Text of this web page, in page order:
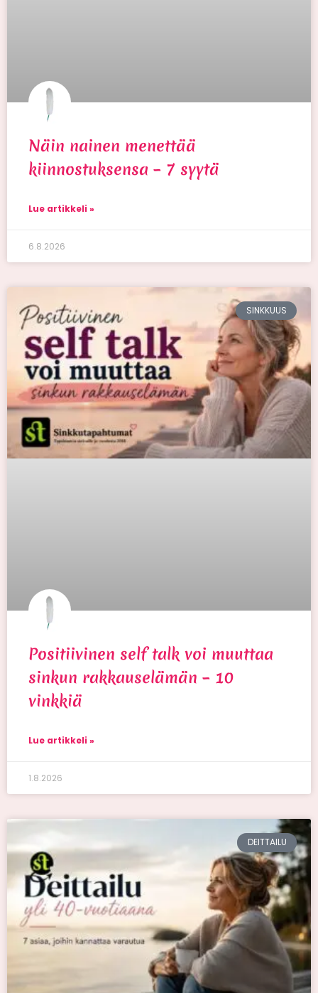
Näin nainen menettää
kiinnostuksensa – 7 syytä
Lue artikkeli »
6.8.2026
SINKKUUS
Positiivinen self talk voi muuttaa
sinkun rakkauselämän – 10
vinkkiä
Lue artikkeli »
1.8.2026
DEITTAILU